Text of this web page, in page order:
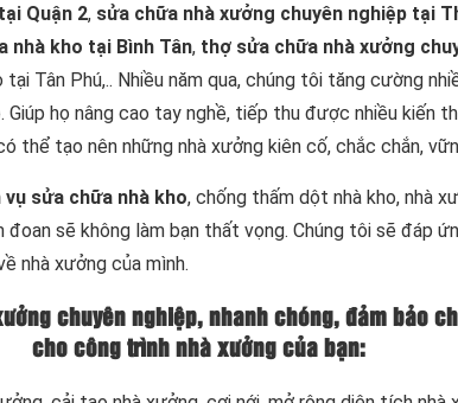
Quận 2, sửa chữa nhà xưởng chuyên nghiệp tại
nhà kho tại Bình Tân, thợ sửa chữa nhà xưởng
tại Tân Phú,.. Nhiều năm qua, chúng tôi tăng cường
họ nâng cao tay nghề, tiếp thu được nhiều kiến
thể tạo nên những nhà xưởng kiên cố, chắc chắn,
vụ sửa chữa nhà kho, chống thấm dột nhà kho, nhà
đoan sẽ không làm bạn thất vọng. Chúng tôi sẽ đáp
nhà xưởng của mình.
chuyên nghiệp, nhanh chóng, đảm bảo
cho công trình nhà xưởng của bạn: